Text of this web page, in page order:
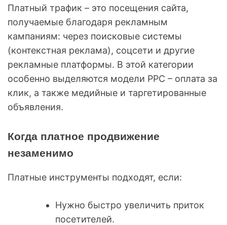
Платный трафик – это посещения сайта,
получаемые благодаря рекламным
кампаниям: через поисковые системы
(контекстная реклама), соцсети и другие
рекламные платформы. В этой категории
особенно выделяются модели PPC – оплата за
клик, а также медийные и таргетированные
объявления.
Когда платное продвижение
незаменимо
Платные инструменты подходят, если:
Нужно быстро увеличить приток
посетителей.